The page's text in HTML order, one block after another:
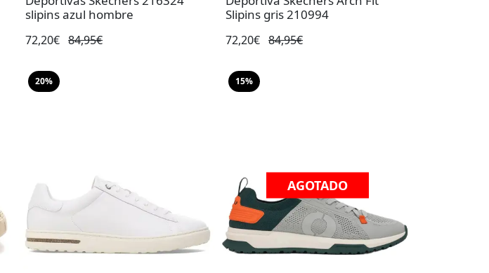
slipins azul hombre
72,20€ 84,95€
Slipins gris 210994
72,20€ 84,95€
20% 15%
AGOTADO